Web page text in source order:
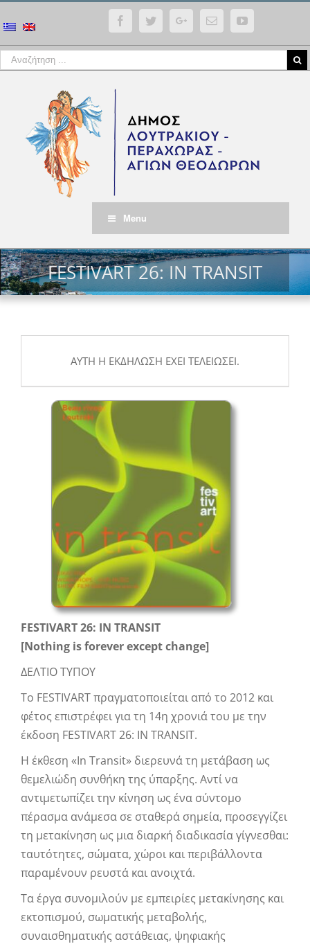
FacebookTwitterGoogle+Email YouTube
Menu
FESTIVART 26: IN TRANSIT
ΑΥΤΉ Η ΕΚΔΉΛΩΣΗ ΈΧΕΙ ΤΕΛΕΙΏΣΕΙ.
FESTIVART 26: IN TRANSIT
[Nothing is forever except change]
ΔΕΛΤΙΟ ΤΥΠΟΥ
Το FESTIVART πραγματοποιείται από το 2012 και
φέτος επιστρέφει για τη 14η χρονιά του με την
έκδοση FESTIVART 26: IN TRANSIT.
Η έκθεση «In Transit» διερευνά τη μετάβαση ως
θεμελιώδη συνθήκη της ύπαρξης. Αντί να
αντιμετωπίζει την κίνηση ως ένα σύντομο
πέρασμα ανάμεσα σε σταθερά σημεία, προσεγγίζει
τη μετακίνηση ως μια διαρκή διαδικασία γίγνεσθαι:
ταυτότητες, σώματα, χώροι και περιβάλλοντα
παραμένουν ρευστά και ανοιχτά.
Τα έργα συνομιλούν με εμπειρίες μετακίνησης και
εκτοπισμού, σωματικής μεταβολής,
συναισθηματικής αστάθειας, ψηφιακής